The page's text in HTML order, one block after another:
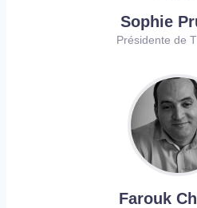
Sophie
Présidente de
Farouk